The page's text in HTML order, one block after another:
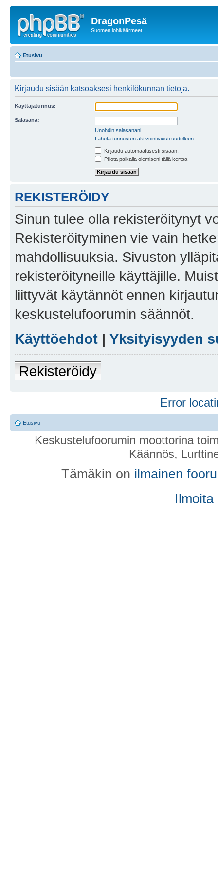
DragonPesä
Suomen lohikäärmeet
Etusivu
Kirjaudu sisään katsoaksesi henkilökunnan tietoja.
Käyttäjätunnus:
Salasana:
Unohdin salasanani
Lähetä tunnusten aktivointiviesti uudelleen
Kirjaudu automaattisesti sisään.
Piilota paikalla olemiseni tällä kertaa
REKISTERÖIDY
Sinun tulee olla rekisteröitynyt
Rekisteröityminen vie vain
mahdollisuuksia. Sivuston
rekisteröityneille käyttäjille.
liittyvät käytännöt ennen
keskustelufoorumin säännöt.
Käyttöehdot | Yksityisyyden
Rekisteröidy
Error
Etusivu
Keskustelufoorumin moottorina
Käännös,
Tämäkin on ilmainen